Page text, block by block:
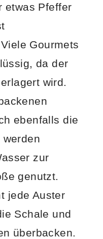
etwas Pfeffer
Gourmets
da der
wird.
ebenfalls die
werden
zur
genutzt.
jede Auster
Schale und
überbacken.